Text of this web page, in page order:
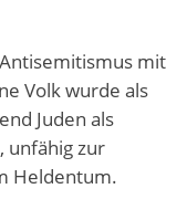
mit
Volk wurde als
Juden als
unfähig zur
Heldentum.